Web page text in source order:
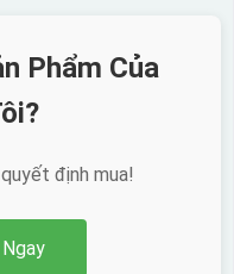
Phẩm Của
định mua!